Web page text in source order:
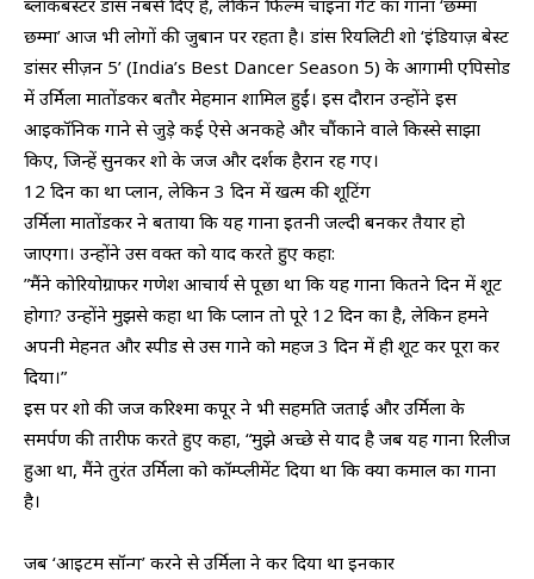
ब्लॉकबस्टर डांस नंबर्स दिए हैं, लेकिन फिल्म चाइना गेट का गाना ‘छम्मा
छम्मा’ आज भी लोगों की जुबान पर रहता है। डांस रियलिटी शो ‘इंडियाज़ बेस्ट
डांसर सीज़न 5’ (India’s Best Dancer Season 5) के आगामी एपिसोड
में उर्मिला मातोंडकर बतौर मेहमान शामिल हुईं। इस दौरान उन्होंने इस
आइकॉनिक गाने से जुड़े कई ऐसे अनकहे और चौंकाने वाले किस्से साझा
किए, जिन्हें सुनकर शो के जज और दर्शक हैरान रह गए।
​12 दिन का था प्लान, लेकिन 3 दिन में खत्म की शूटिंग
​उर्मिला मातोंडकर ने बताया कि यह गाना इतनी जल्दी बनकर तैयार हो
जाएगा। उन्होंने उस वक्त को याद करते हुए कहा:
​”मैंने कोरियोग्राफर गणेश आचार्य से पूछा था कि यह गाना कितने दिन में शूट
होगा? उन्होंने मुझसे कहा था कि प्लान तो पूरे 12 दिन का है, लेकिन हमने
अपनी मेहनत और स्पीड से उस गाने को महज 3 दिन में ही शूट कर पूरा कर
दिया।”
​इस पर शो की जज करिश्मा कपूर ने भी सहमति जताई और उर्मिला के
समर्पण की तारीफ करते हुए कहा, “मुझे अच्छे से याद है जब यह गाना रिलीज
हुआ था, मैंने तुरंत उर्मिला को कॉम्प्लीमेंट दिया था कि क्या कमाल का गाना
है।
​जब ‘आइटम सॉन्ग’ करने से उर्मिला ने कर दिया था इनकार